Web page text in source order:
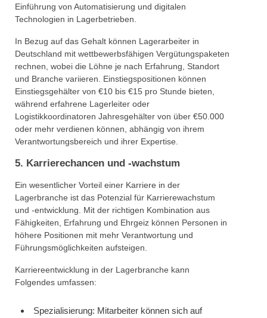
Einführung von Automatisierung und digitalen
Technologien in Lagerbetrieben.
In Bezug auf das Gehalt können Lagerarbeiter in
Deutschland mit wettbewerbsfähigen Vergütungspaketen
rechnen, wobei die Löhne je nach Erfahrung, Standort
und Branche variieren. Einstiegspositionen können
Einstiegsgehälter von €10 bis €15 pro Stunde bieten,
während erfahrene Lagerleiter oder
Logistikkoordinatoren Jahresgehälter von über €50.000
oder mehr verdienen können, abhängig von ihrem
Verantwortungsbereich und ihrer Expertise.
5. Karrierechancen und -wachstum
Ein wesentlicher Vorteil einer Karriere in der
Lagerbranche ist das Potenzial für Karrierewachstum
und -entwicklung. Mit der richtigen Kombination aus
Fähigkeiten, Erfahrung und Ehrgeiz können Personen in
höhere Positionen mit mehr Verantwortung und
Führungsmöglichkeiten aufsteigen.
Karriereentwicklung in der Lagerbranche kann
Folgendes umfassen:
Spezialisierung: Mitarbeiter können sich auf